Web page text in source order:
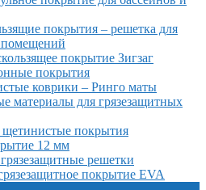
покрытия – решетка для
покрытие Зигзаг
покрытия
коврики – Ринго маты
материалы для грязезащитных
щетинистые покрытия
12 мм
решетки
покрытие EVA